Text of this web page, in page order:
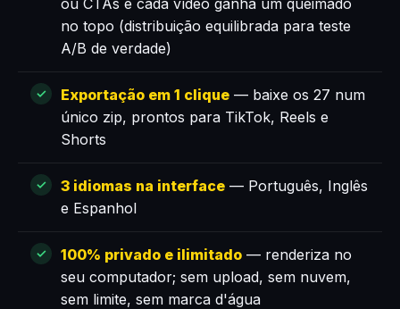
ou CTAs e cada vídeo ganha um queimado
no topo (distribuição equilibrada para teste
A/B de verdade)
Exportação em 1 clique — baixe os 27 num
único zip, prontos para TikTok, Reels e
Shorts
3 idiomas na interface — Português, Inglês
e Espanhol
100% privado e ilimitado — renderiza no
seu computador; sem upload, sem nuvem,
sem limite, sem marca d'água